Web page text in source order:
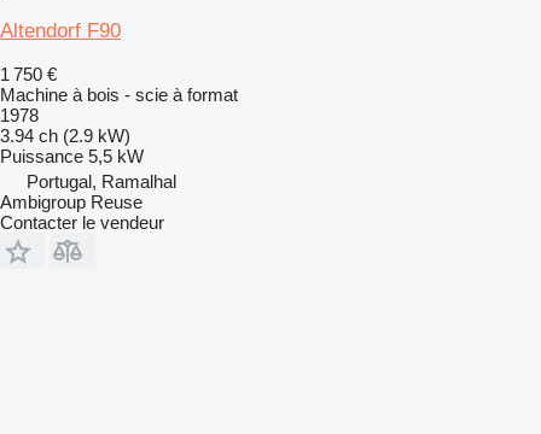
Altendorf F90
1 750 €
Machine à bois - scie à format
1978
3.94 ch (2.9 kW)
Puissance 5,5 kW
Portugal, Ramalhal
Ambigroup Reuse
Contacter le vendeur